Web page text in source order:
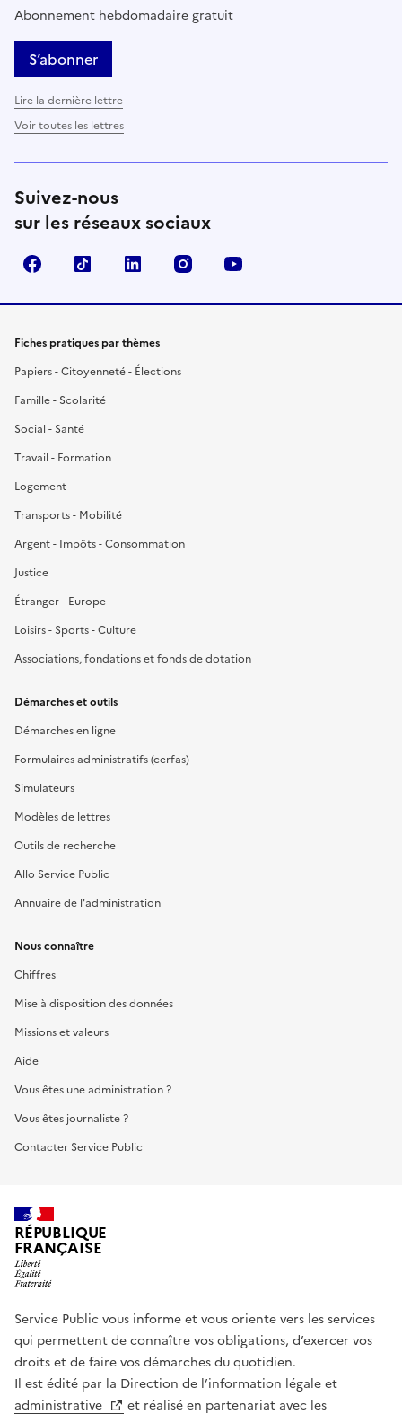
Abonnement hebdomadaire gratuit
S’abonner
Lire la dernière lettre
Voir toutes les lettres
Suivez-nous
sur les réseaux sociaux
FacebookTikTok LinkedIn Instagram
Fiches pratiques par thèmes
Papiers - Citoyenneté - Élections
Famille - Scolarité
Social - Santé
Travail - Formation
Logement
Transports - Mobilité
Argent - Impôts - Consommation
Justice
Étranger - Europe
Loisirs - Sports - Culture
Associations, fondations et fonds de dotation
Démarches et outils
Démarches en ligne
Formulaires administratifs (cerfas)
Simulateurs
Modèles de lettres
Outils de recherche
Allo Service Public
Annuaire de l'administration
Nous connaître
Chiffres
Mise à disposition des données
Missions et valeurs
Aide
Vous êtes une administration ?
Vous êtes journaliste ?
Contacter Service Public
RÉPUBLIQUE
FRANÇAISE
Service Public vous informe et vous oriente vers les services
qui permettent de connaître vos obligations, d’exercer vos
droits et de faire vos démarches du quotidien.
Il est édité par la Direction de l’information légale et
administrative
et réalisé en partenariat avec les